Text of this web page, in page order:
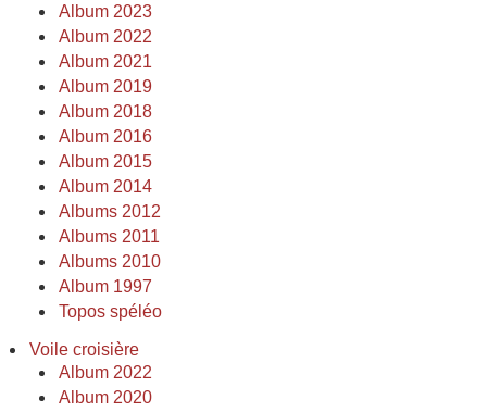
Album 2023
Album 2022
Album 2021
Album 2019
Album 2018
Album 2016
Album 2015
Album 2014
Albums 2012
Albums 2011
Albums 2010
Album 1997
Topos spéléo
Voile croisière
Album 2022
Album 2020